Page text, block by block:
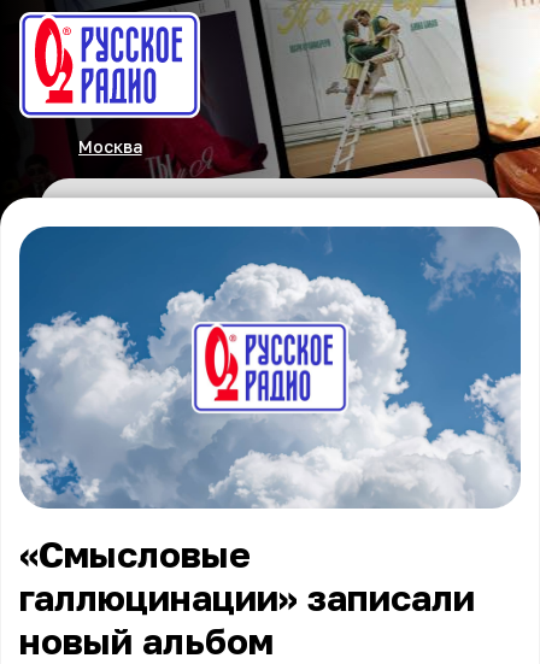
Москва
«Смысловые
галлюцинации» записали
новый альбом